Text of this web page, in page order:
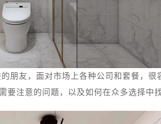
朋友，面对市场上各种公司和套餐，
注意的问题，以及如何在众多选择中